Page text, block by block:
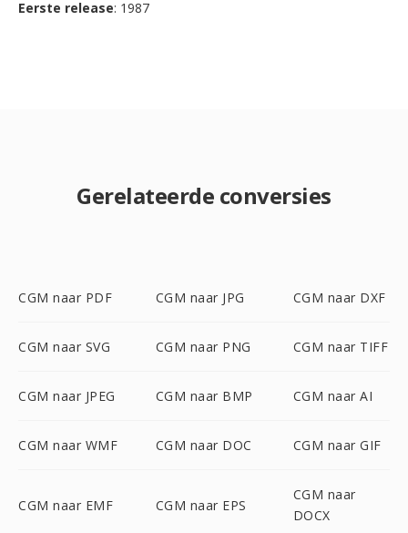
Eerste release: 1987
Gerelateerde conversies
CGM naar PDF CGM naar JPG CGM naar DXF
CGM naar SVG CGM naar PNG CGM naar TIFF
CGM naar JPEG CGM naar BMP CGM naar AI
CGM naar WMF CGM naar DOC CGM naar GIF
CGM naar EMF CGM naar EPS
CGM naar
DOCX